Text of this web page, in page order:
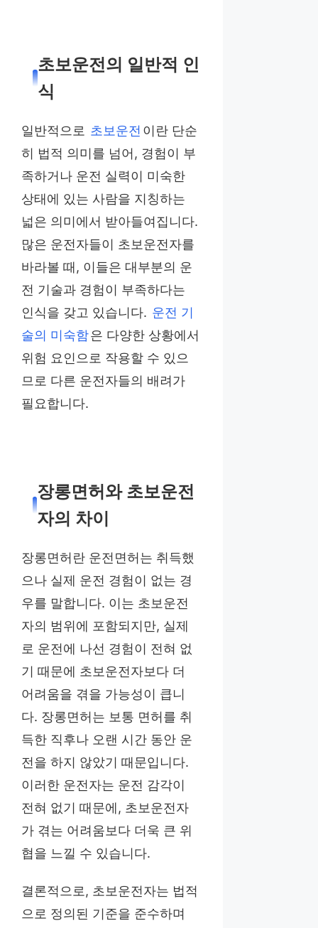
초보운전의 일반적 인
식
일반적으로 초보운전 이란 단순
히 법적 의미를 넘어, 경험이 부
족하거나 운전 실력이 미숙한
상태에 있는 사람을 지칭하는
넓은 의미에서 받아들여집니다.
많은 운전자들이 초보운전자를
바라볼 때, 이들은 대부분의 운
전 기술과 경험이 부족하다는
인식을 갖고 있습니다. 운전 기
술의 미숙함은 다양한 상황에서
위험 요인으로 작용할 수 있으
므로 다른 운전자들의 배려가
필요합니다.
장롱면허와 초보운전
자의 차이
장롱면허란 운전면허는 취득했
으나 실제 운전 경험이 없는 경
우를 말합니다. 이는 초보운전
자의 범위에 포함되지만, 실제
로 운전에 나선 경험이 전혀 없
기 때문에 초보운전자보다 더
어려움을 겪을 가능성이 큽니
다. 장롱면허는 보통 면허를 취
득한 직후나 오랜 시간 동안 운
전을 하지 않았기 때문입니다.
이러한 운전자는 운전 감각이
전혀 없기 때문에, 초보운전자
가 겪는 어려움보다 더욱 큰 위
협을 느낄 수 있습니다.
결론적으로, 초보운전자는 법적
으로 정의된 기준을 준수하며